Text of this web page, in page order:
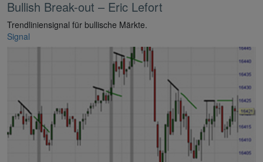
Bullish Break-out – Eric Lefort
Trendliniensignal für bullische Märkte.
Signal